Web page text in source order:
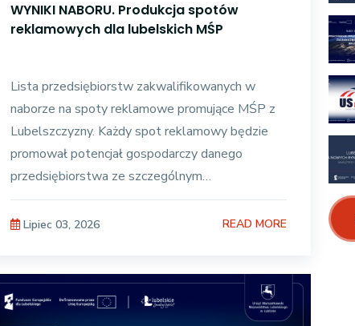
WYNIKI NABORU. Produkcja spotów
reklamowych dla lubelskich MŚP
Lista przedsiębiorstw zakwalifikowanych w
naborze na spoty reklamowe promujące MŚP z
Lubelszczyzny. Każdy spot reklamowy będzie
promował potencjał gospodarczy danego
przedsiębiorstwa ze szczególnym
uwzględnieniem wytworzonych produktów,
oferowanych
Lipiec 03, 2026 READ MORE